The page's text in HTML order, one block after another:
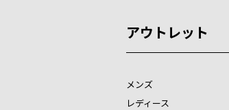
アウトレット
メンズ
レディース